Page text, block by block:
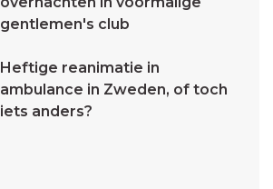
gentlemen's club
Heftige reanimatie in
ambulance in Zweden, of toch
iets anders?